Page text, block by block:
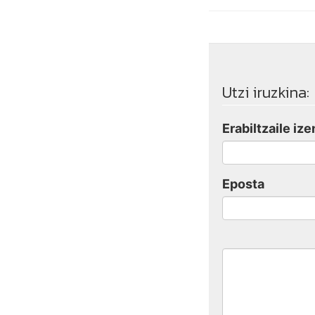
Utzi iruzkina:
Erabiltzaile
Eposta